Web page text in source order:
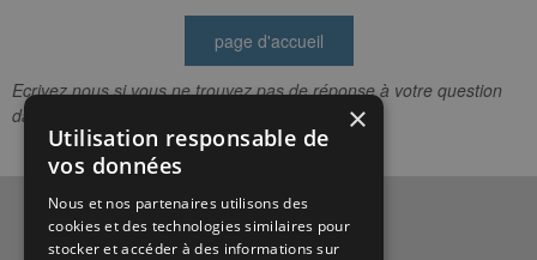
Ecrivez nous si vous ne trouvez pas de réponse à votre question
dans ces rubriques.
Qui sommes-nous ?
×
Utilisation responsable de
vos données
Nous et nos partenaires utilisons des
cookies et des technologies similaires pour
stocker et accéder à des informations sur